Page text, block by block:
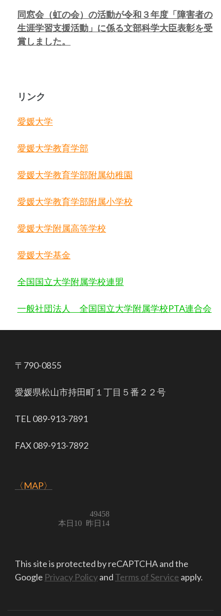
同窓会（虹の会）の活動が令和３年度「障害者の
生涯学習支援活動」に係る文部科学大臣表彰を受
賞しました。
リンク
愛媛大学
愛媛大学教育学部
愛媛大学教育学部附属幼稚園
愛媛大学教育学部附属小学校
愛媛大学附属高等学校
愛媛大学基金
全国国立大学附属学校連盟
一般社団法人 全国国立大学附属学校PTA連合会
〒790-0855
愛媛県松山市持田町１丁目５番２２号
TEL 089-913-7891
FAX 089-913-7892
〈MAP〉
This site is protected by reCAPTCHA and the
Google Privacy Policyand Terms of Service apply.